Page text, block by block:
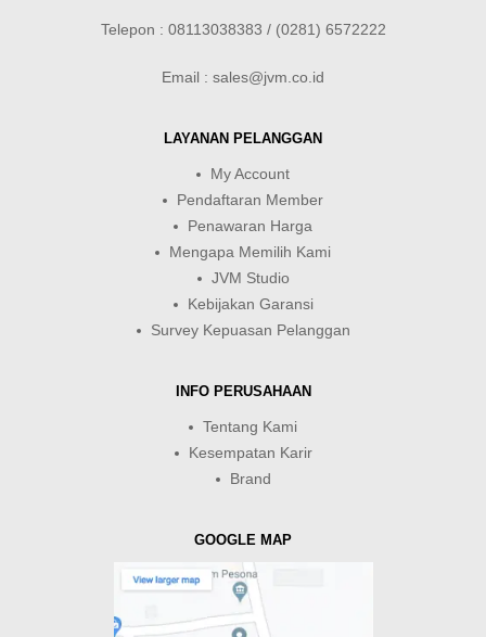
Telepon : 08113038383 / (0281) 6572222
Email : sales@jvm.co.id
LAYANAN PELANGGAN
My Account
Pendaftaran Member
Penawaran Harga
Mengapa Memilih Kami
JVM Studio
Kebijakan Garansi
Survey Kepuasan Pelanggan
INFO PERUSAHAAN
Tentang Kami
Kesempatan Karir
Brand
GOOGLE MAP